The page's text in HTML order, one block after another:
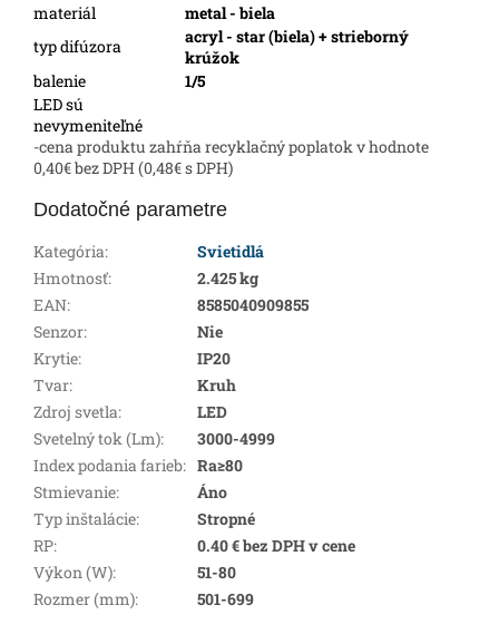
materiál
metal - biela
typ difúzora
acryl - star (biela) + strieborný
krúžok
balenie
1/5
LED sú
nevymeniteľné
-cena produktu zahŕňa recyklačný poplatok v hodnote
0,40€ bez DPH (0,48€ s DPH)
Dodatočné parametre
Kategória:
Svietidlá
Hmotnosť:
2.425 kg
EAN:
8585040909855
Senzor:
Nie
Krytie:
IP20
Tvar:
Kruh
Zdroj svetla:
LED
Svetelný tok (Lm):
3000-4999
Index podania farieb: Ra≥80
Stmievanie:
Áno
Typ inštalácie:
Stropné
RP:
0.40 € bez DPH v cene
Výkon (W):
51-80
Rozmer (mm): 501-699